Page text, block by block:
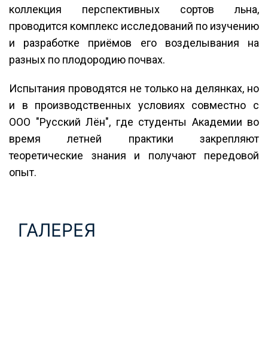
коллекция перспективных сортов льна,
проводится комплекс исследований по изучению
и разработке приёмов его возделывания на
разных по плодородию почвах.
Испытания проводятся не только на делянках, но
и в производственных условиях совместно с
ООО "Русский Лён", где студенты Академии во
время летней практики закрепляют
теоретические знания и получают передовой
опыт.
ГАЛЕРЕЯ